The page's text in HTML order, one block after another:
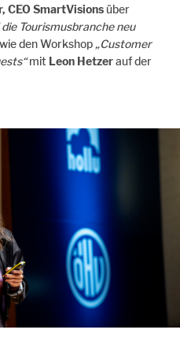
CEO SmartVisions über
Tourismusbranche neu
den Workshop „Customer
mit Leon Hetzerauf der